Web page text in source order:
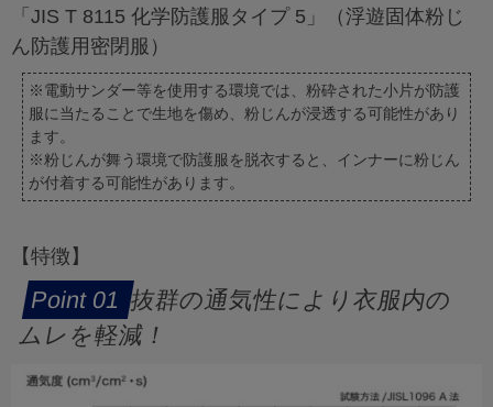
「JIS T 8115 化学防護服タイプ 5」（浮遊固体粉じ
ん防護用密閉服）
※電動サンダー等を使用する環境では、粉砕された小片が防護
服に当たることで生地を傷め、粉じんが浸透する可能性があり
ます。
※粉じんが舞う環境で防護服を脱衣すると、インナーに粉じん
が付着する可能性があります。
【特徴】
抜群の通気性により衣服内の
ムレを軽減！